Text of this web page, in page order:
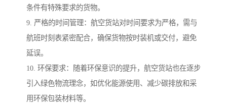
条件有特殊要求的货物。
9. 严格的时间管理：航空货站对时间要求为严格，需与
航班时刻表紧密配合，确保货物按时装机或交付，避免
延误。
10. 环保要求：随着环保意识的提升，航空货站也在逐步
引入绿色物流理念，如优化能源使用、减少碳排放和采
用环保包装材料等。